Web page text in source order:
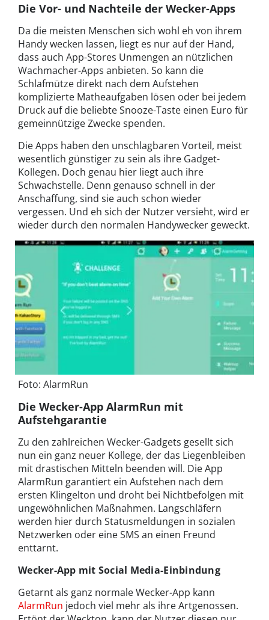
Die Vor- und Nachteile der Wecker-Apps
Da die meisten Menschen sich wohl eh von ihrem
Handy wecken lassen, liegt es nur auf der Hand,
dass auch App-Stores Unmengen an nützlichen
Wachmacher-Apps anbieten. So kann die
Schlafmütze direkt nach dem Aufstehen
komplizierte Matheaufgaben lösen oder bei jedem
Druck auf die beliebte Snooze-Taste einen Euro für
gemeinnützige Zwecke spenden.
Die Apps haben den unschlagbaren Vorteil, meist
wesentlich günstiger zu sein als ihre Gadget-
Kollegen. Doch genau hier liegt auch ihre
Schwachstelle. Denn genauso schnell in der
Anschaffung, sind sie auch schon wieder
vergessen. Und eh sich der Nutzer versieht, wird er
wieder durch den normalen Handywecker geweckt.
Foto: AlarmRun
Die Wecker-App AlarmRun mit
Aufstehgarantie
Zu den zahlreichen Wecker-Gadgets gesellt sich
nun ein ganz neuer Kollege, der das Liegenbleiben
mit drastischen Mitteln beenden will. Die App
AlarmRun garantiert ein Aufstehen nach dem
ersten Klingelton und droht bei Nichtbefolgen mit
ungewöhnlichen Maßnahmen. Langschläfern
werden hier durch Statusmeldungen in sozialen
Netzwerken oder eine SMS an einen Freund
enttarnt.
Wecker-App mit Social Media-Einbindung
Getarnt als ganz normale Wecker-App kann
AlarmRun jedoch viel mehr als ihre Artgenossen.